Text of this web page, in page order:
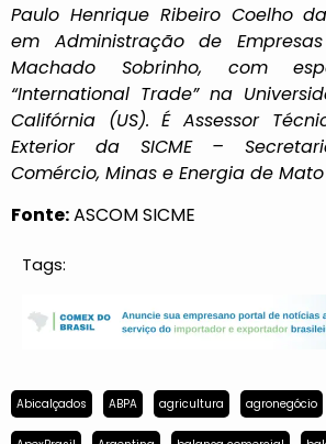
Paulo Henrique Ribeiro Coelho
em Administração de
Machado Sobrinho, com
“International Trade” na
Califórnia (US). É Assessor
Exterior da SICME –
Comércio, Minas e Energia de Mato
Fonte:ASCOM SICME
Tags:
Abicalçados ABPA agricultura agronegócio